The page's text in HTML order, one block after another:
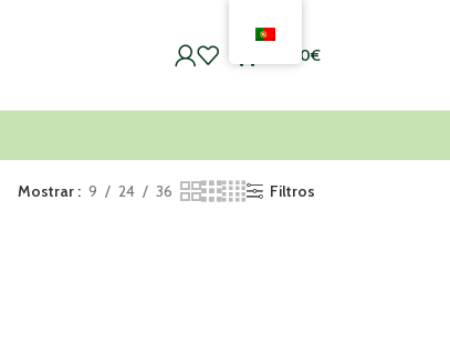
0,00€
Mostrar 9 24 36 Filtros